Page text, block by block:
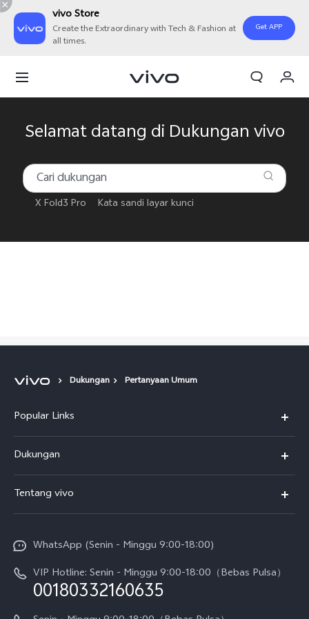
vivo Store
Create the Extraordinary with Tech & Fashion at
all times.
Get APP
Selamat datang di Dukungan vivo
X Fold3 Pro Kata sandi layar kunci
Dukungan Pertanyaan Umum
Popular Links
T5
T5 Pro
V70
V70 FE
Y05
Dukungan
Service Center
Funtouch OS
Pembaruan Sistem
Harga Spare Part
Tentang vivo
Sejarah
Berita
WhatsApp (Senin - Minggu 9:00-18:00)
VIP Hotline: Senin - Minggu 9:00-18:00（Bebas Pulsa）
00180332160635